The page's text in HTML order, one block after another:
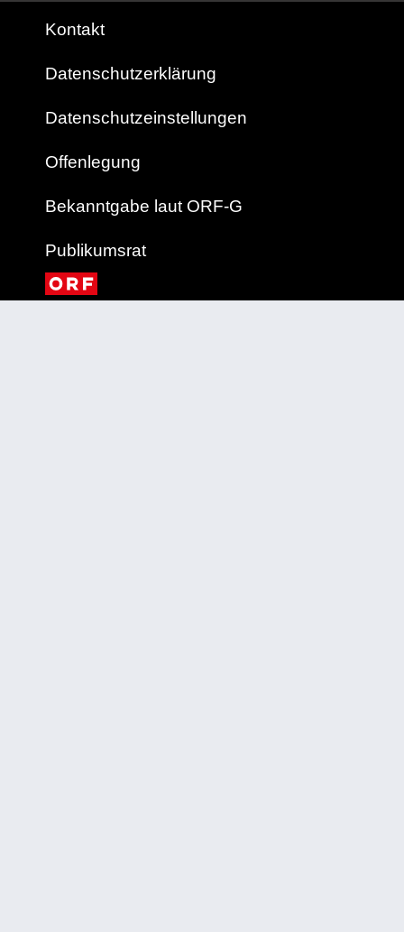
Kontakt
Datenschutzerklärung
Datenschutzeinstellungen
Offenlegung
Bekanntgabe laut ORF-G
Publikumsrat